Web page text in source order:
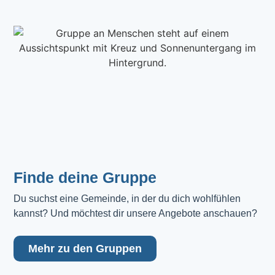
Finde deine Gruppe
Du suchst eine Gemeinde, in der du dich wohlfühlen
kannst? Und möchtest dir unsere Angebote anschauen?
Mehr zu den Gruppen